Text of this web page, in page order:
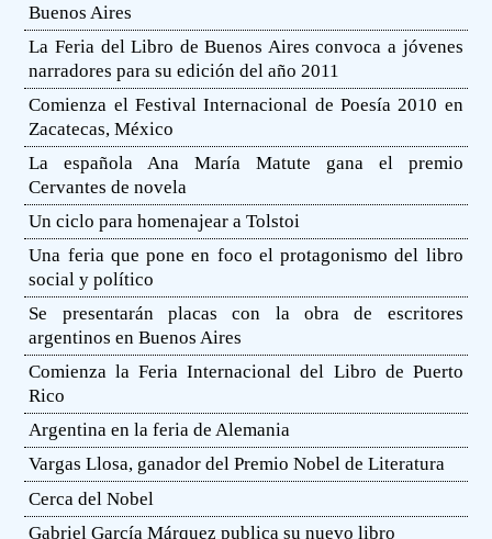
Buenos Aires
La Feria del Libro de Buenos Aires convoca a jóvenes
narradores para su edición del año 2011
Comienza el Festival Internacional de Poesía 2010 en
Zacatecas, México
La española Ana María Matute gana el premio
Cervantes de novela
Un ciclo para homenajear a Tolstoi
Una feria que pone en foco el protagonismo del libro
social y político
Se presentarán placas con la obra de escritores
argentinos en Buenos Aires
Comienza la Feria Internacional del Libro de Puerto
Rico
Argentina en la feria de Alemania
Vargas Llosa, ganador del Premio Nobel de Literatura
Cerca del Nobel
Gabriel García Márquez publica su nuevo libro